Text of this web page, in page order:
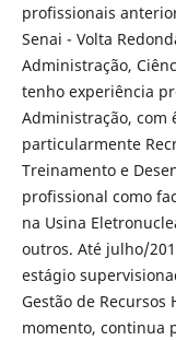
profissionais
Senai - Volta
Administração,
tenho experiência
Administração, com
particularmente
Treinamento e
profissional como
na Usina
outros. Até julho/
estágio
Gestão de Recursos
momento, continua